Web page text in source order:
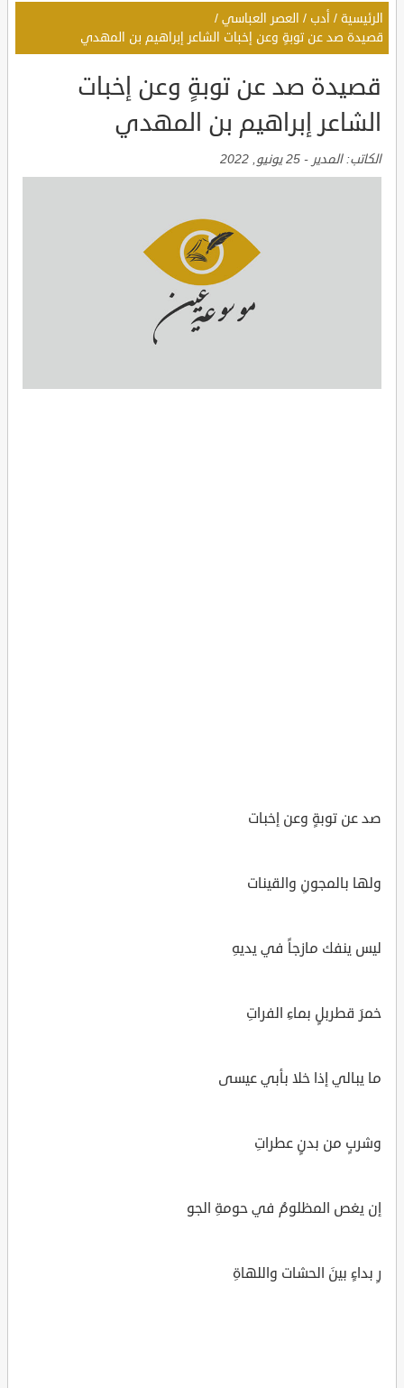
الرئيسية / أدب / العصر العباسي /
قصيدة صد عن توبةٍ وعن إخبات الشاعر إبراهيم بن المهدي
قصيدة صد عن توبةٍ وعن إخبات
الشاعر إبراهيم بن المهدي
الكاتب:المدير - 25 يونيو, 2022
صد عن توبةٍ وعن إخبات
ولها بالمجونِ والقينات
ليس ينفك مازجاً في يديهِ
خمرَ قطربلٍ بماءِ الفراتِ
ما يبالي إذا خلا بأبي عيسى
وشربٍ من بدنٍ عطراتِ
إن يغص المظلومُ في حومةِ الجو
رِ بداءٍ بينَ الحشات واللهاةِ